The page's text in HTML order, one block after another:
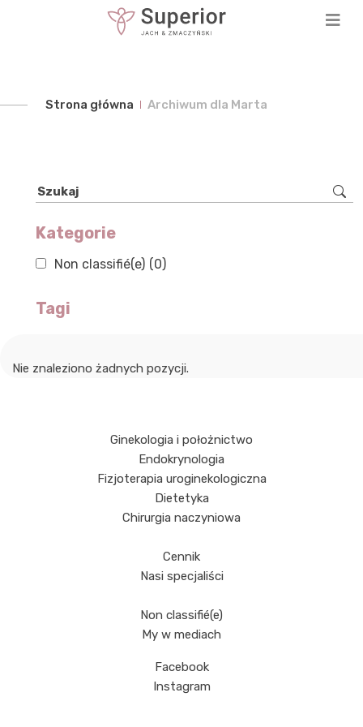
Strona główna Archiwum dla Marta
Szukaj
Kategorie
Non classifié(e) (0)
Tagi
Nie znaleziono żadnych pozycji.
Ginekologia i położnictwo
Endokrynologia
Fizjoterapia uroginekologiczna
Dietetyka
Chirurgia naczyniowa
Cennik
Nasi specjaliści
Non classifié(e)
My w mediach
Facebook
Instagram